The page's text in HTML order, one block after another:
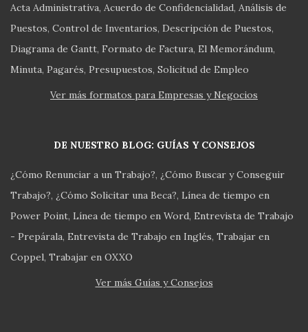
Acta Administrativa Acuerdo de Confidencialidad Análisis de
Puestos Control de Inventarios Descripción de Puestos
Diagrama de Gantt Formato de Factura El Memorándum
Minuta Pagarés Presupuestos Solicitud de Empleo
Ver más formatos para Empresas y Negocios
DE NUESTRO BLOG: GUÍAS Y CONSEJOS
¿Cómo Renunciar a un Trabajo? ¿Cómo Buscar y Conseguir
Trabajo? ¿Cómo Solicitar una Beca? Línea de tiempo en
Power Point Línea de tiempo en Word Entrevista de Trabajo
- Prepárala Entrevista de Trabajo en Inglés Trabajar en
Coppel Trabajar en OXXO
Ver más Guías y Consejos